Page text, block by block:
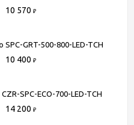
10 570 ₽
SPC-GRT-500-800-LED-TCH
10 400 ₽
SPC-ECO-700-LED-TCH
14 200 ₽